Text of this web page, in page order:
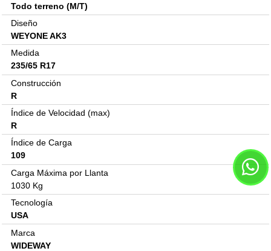
Todo terreno (M/T)
Diseño
WEYONE AK3
Medida
235/65 R17
Construcción
R
Índice de Velocidad (max)
R
Índice de Carga
109
Carga Máxima por Llanta
1030 Kg
Tecnología
USA
Marca
WIDEWAY